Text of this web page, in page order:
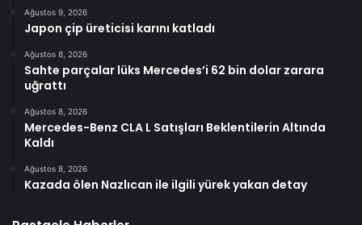
Ağustos 9, 2026
Japon çip üreticisi karını katladı
Ağustos 8, 2026
Sahte parçalar lüks Mercedes’i 62 bin dolar zarara
uğrattı
Ağustos 8, 2026
Mercedes-Benz CLA L Satışları Beklentilerin Altında
Kaldı
Ağustos 8, 2026
Kazada ölen Nazlıcan ile ilgili yürek yakan detay